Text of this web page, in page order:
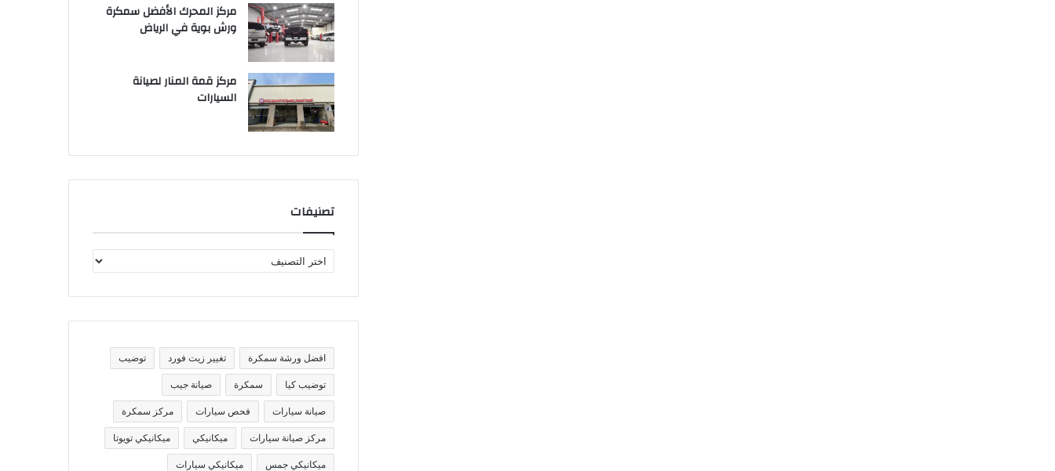
مركز المحرك الأفضل سمكرة
ورش بوية في الرياض
مركز قمة المنار لصيانة
السيارات
تصنيفات
ص
ف
تافضل ورشة سمكرة تغيير زيت فورد توضيب
توضيب كيا سمكرة صيانة جيب
صيانة سيارات فحص سيارات مركز سمكرة
مركز صيانة سيارات ميكانيكي ميكانيكي تويوتا
ميكانيكي جمس ميكانيكي سيارات